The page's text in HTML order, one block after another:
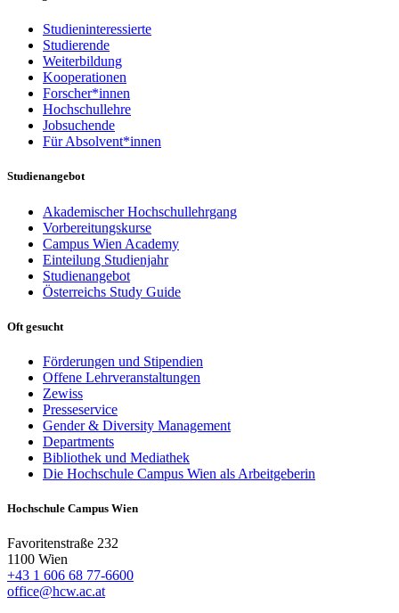
Studieninteressierte
Studierende
Weiterbildung
Kooperationen
Forscher*innen
Hochschullehre
Jobsuchende
Für Absolvent*innen
Studienangebot
Akademischer Hochschullehrgang
Vorbereitungskurse
Campus Wien Academy
Einteilung Studienjahr
Studienangebot
Österreichs Study Guide
Oft gesucht
Förderungen und Stipendien
Offene Lehrveranstaltungen
Zewiss
Presseservice
Gender & Diversity Management
Departments
Bibliothek und Mediathek
Die Hochschule Campus Wien als Arbeitgeberin
Hochschule Campus Wien
Favoritenstraße 232
1100 Wien
+43 1 606 68 77-6600
office@hcw.ac.at